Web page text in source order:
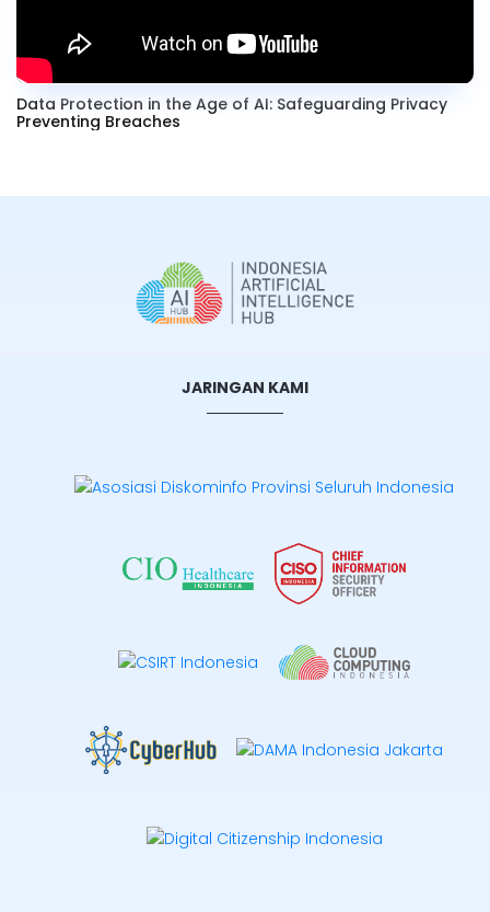
Data Protection in the Age of AI: Safeguarding Privacy
Preventing Breaches
JARINGAN KAMI